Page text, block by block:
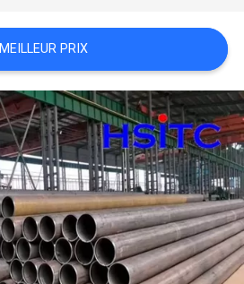
MEILLEUR PRIX